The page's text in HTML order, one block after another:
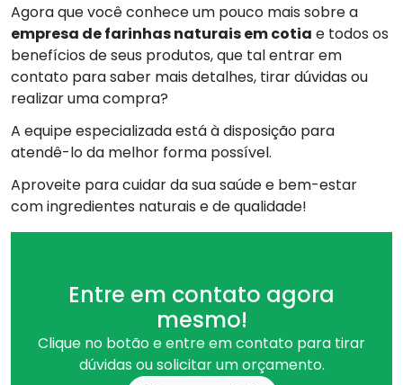
Agora que você conhece um pouco mais sobre a
empresa de farinhas naturais em cotia e todos os
benefícios de seus produtos, que tal entrar em
contato para saber mais detalhes, tirar dúvidas ou
realizar uma compra?
A equipe especializada está à disposição para
atendê-lo da melhor forma possível.
Aproveite para cuidar da sua saúde e bem-estar
com ingredientes naturais e de qualidade!
Entre em contato agora
mesmo!
Clique no botão e entre em contato para tirar
dúvidas ou solicitar um orçamento.